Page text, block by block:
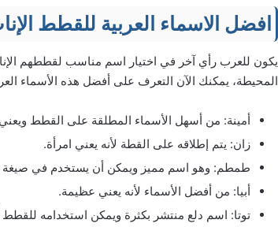
افضل الاسماء العربية للقطط
يكون للعرب رأي آخر في اختيار اسم مناسب لقططهم
المحيطة، يمكنك الآن التعرف على أفضل هذه الأسماء
أمينة: من أسهل الأسماء المطلقة على القطط
زان: يتم إطلاقه على القطة لأنه يعني امرأة.
طمطم: وهو اسم مميز ويمكن أن يستخدم في
أبيا: من أفضل الأسماء لأنه يعني عظيمة.
توتا: اسم دلع منتشر بكثرة ويمكن استخدامه للقطط